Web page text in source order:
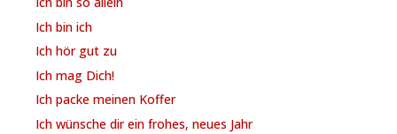
Ich bin ich
Ich hör gut zu
Ich mag Dich!
Ich packe meinen Koffer
Ich wünsche dir ein frohes, neues Jahr